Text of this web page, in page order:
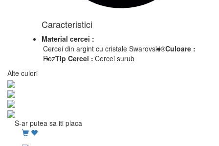
Caracteristici
Material cercei :
Cercei din argint cu cristale Swarovski®Culoare :
RozTip Cercei : Cercei surub
Alte culori
S-ar putea sa iti placa